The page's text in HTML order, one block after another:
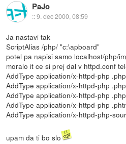
PaJo
::9. dec 2000, 08:59
Ja nastavi tak
ScriptAlias /php/ "c:\apboard"
potel pa napisi samo localhost/php/
moralo it ce si prej dal v httpd.conf
AddType application/x-httpd-php .php
AddType application/x-httpd-php
AddType application/x-httpd-php
AddType application/x-httpd-php
AddType application/x-httpd-php-
upam da ti bo slo